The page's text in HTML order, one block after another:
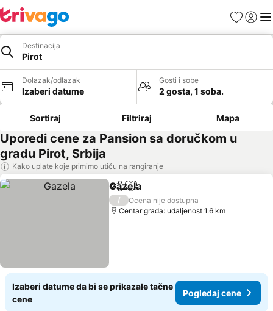
FavoritiPrijavi
Destinacija
Pirot
Dolazak/odlazak
Izaberi datume
Gosti i sobe
2 gosta, 1 soba.
Sortiraj Filtriraj Mapa
Uporedi cene za Pansion sa doručkom u
gradu Pirot, Srbija
Kako uplate koje primimo utiču na rangiranje
Deli Dodati u favorite
Gazela
/
Ocena nije dostupna
Centar grada: udaljenost 1.6 km
Izaberi datume da bi se prikazale tačne
cene
Pogledaj cene